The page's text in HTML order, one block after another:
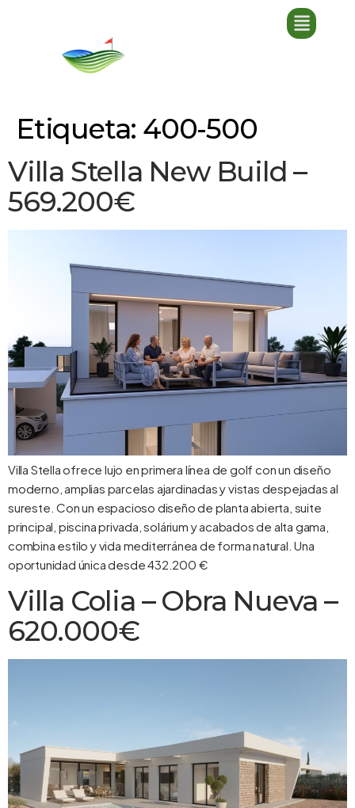
Etiqueta: 400-500
Villa Stella New Build –
569.200€
Villa Stella ofrece lujo en primera línea de golf con un diseño
moderno, amplias parcelas ajardinadas y vistas despejadas al
sureste. Con un espacioso diseño de planta abierta, suite
principal, piscina privada, solárium y acabados de alta gama,
combina estilo y vida mediterránea de forma natural. Una
oportunidad única desde 432.200 €
Villa Colia – Obra Nueva –
620.000€